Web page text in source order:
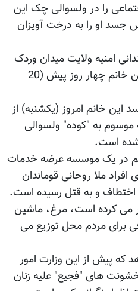
را در ولسوالی چک این
جسد او را به درخت آویزان
امنیه ولایت میدان وردک
به خبرگزاری بخدی گفت که این خانم چهار روز پیش (20
این خانم امروز (یکشنبه) از
به "کوده" ولسوالی
شده است.
در یک موسسه عرضه خدمات
ملا روحانی قوماندان
اختطاف و به قتل رسیده است.
می کرده است، مرغ، ماشین
برای مردم محل توزیع می
که پیش از این وزارت امور
خشونت های "فجیع" علیه زنان